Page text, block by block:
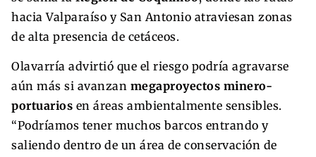
hacia Valparaíso y San Antonio atraviesan zonas
de alta presencia de cetáceos.
Olavarría advirtió que el riesgo podría agravarse
aún más si avanzan megaproyectos minero-
portuarios en áreas ambientalmente sensibles.
“Podríamos tener muchos barcos entrando y
saliendo dentro de un área de conservación de